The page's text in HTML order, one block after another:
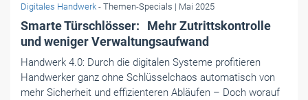
Digitales Handwerk - Themen-Specials | Mai 2025
Smarte Türschlösser: Mehr Zutrittskontrolle
und ­weniger Verwaltungsaufwand
Handwerk 4.0: Durch die digitalen Systeme profitieren
Handwerker ganz ohne Schlüsselchaos automatisch von
mehr Sicherheit und effizienteren Abläufen – Doch worauf